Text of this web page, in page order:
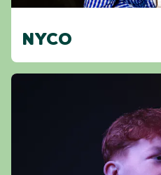
NYCO